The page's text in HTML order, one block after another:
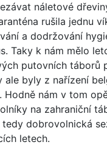
náletové
rušila jednu
a dodržování
Taky k nám mělo
putovních táborů
byly z nařízení
nám v tom
na zahraniční
dobrovolnická
letech.